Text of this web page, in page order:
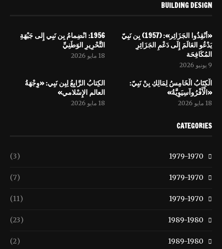
BUILDING DESIGN
«أَنْقِذُوا الجَزَائِر»: (1957) بِن نَبِيّ
يَدْعُو العَالَمَ إِلَى دَعْمِ الجَزَائِرِ
المُكَافِحَة
9 يونيو 2026
1956: انْضِمامُ بِن نَبِي إِلى جَبْهَةِ
التَّحْرِيرِ الوَطَنِيِّ
18 مايو 2026
الْكِتَابُ الْخَامِسُ لِمَالِكِ بِنْ نَبِيّ:
«الْأَفْرُوآسِيَوِيَّةُ»
18 مايو 2026
الكِتابُ الرَّابِعُ لِبِن نَبِي: «وِجْهَةُ
العالم الإِسْلامي»
18 مايو 2026
CATEGORIES
1979-1970
(3)
1979-1970
(7)
1979-1970
(11)
1989-1980
(23)
1989-1980
(2)